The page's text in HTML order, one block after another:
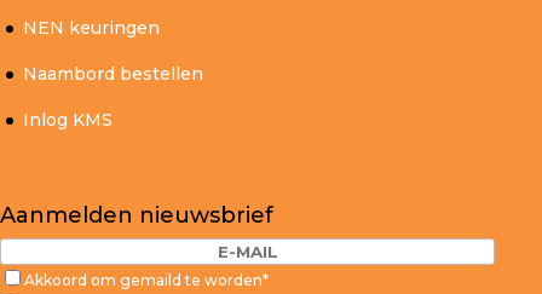
NEN keuringen
Naambord bestellen
Inlog KMS
Aanmelden nieuwsbrief
Akkoord om gemaild te worden*